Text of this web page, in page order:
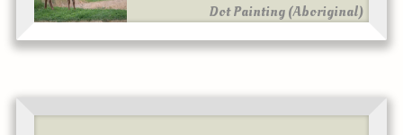
Dot Painting (Aboriginal)